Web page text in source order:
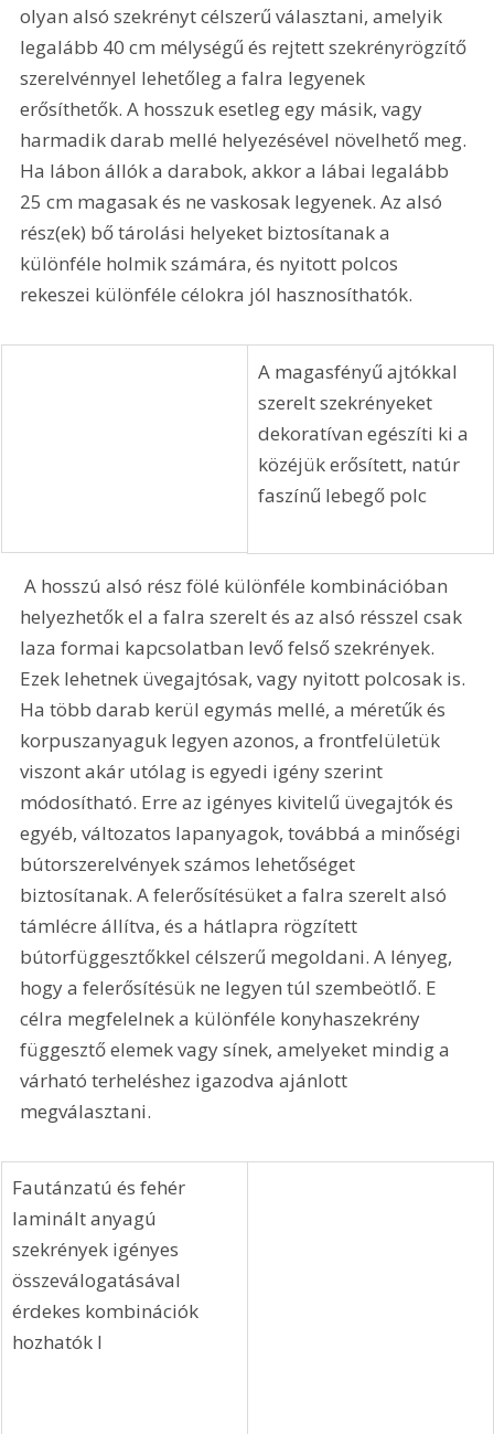
olyan alsó szekrényt célszerű választani, amelyik
legalább 40 cm mélységű és rejtett szekrényrögzítő
szerelvénnyel lehetőleg a falra legyenek
erősíthetők. A hosszuk esetleg egy másik, vagy
harmadik darab mellé helyezésével növelhető meg.
Ha lábon állók a darabok, akkor a lábai legalább
25 cm magasak és ne vaskosak legyenek. Az alsó
rész(ek) bő tárolási helyeket biztosítanak a
különféle holmik számára, és nyitott polcos
rekeszei különféle célokra jól hasznosíthatók.
A magasfényű ajtókkal
szerelt szekrényeket
dekoratívan egészíti ki a
közéjük erősített, natúr
faszínű lebegő polc
A hosszú alsó rész fölé különféle kombinációban
helyezhetők el a falra szerelt és az alsó résszel csak
laza formai kapcsolatban levő felső szekrények.
Ezek lehetnek üvegajtósak, vagy nyitott polcosak is.
Ha több darab kerül egymás mellé, a méretűk és
korpuszanyaguk legyen azonos, a frontfelületük
viszont akár utólag is egyedi igény szerint
módosítható. Erre az igényes kivitelű üvegajtók és
egyéb, változatos lapanyagok, továbbá a minőségi
bútorszerelvények számos lehetőséget
biztosítanak. A felerősítésüket a falra szerelt alsó
támlécre állítva, és a hátlapra rögzített
bútorfüggesztőkkel célszerű megoldani. A lényeg,
hogy a felerősítésük ne legyen túl szembeötlő. E
célra megfelelnek a különféle konyhaszekrény
függesztő elemek vagy sínek, amelyeket mindig a
várható terheléshez igazodva ajánlott
megválasztani.
Fautánzatú és fehér
laminált anyagú
szekrények igényes
összeválogatásával
érdekes kombinációk
hozhatók l